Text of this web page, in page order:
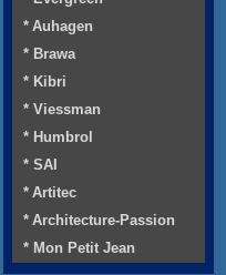
* Auhagen
* Brawa
* Kibri
* Viessman
* Humbrol
* SAI
* Artitec
* Architecture-Passion
* Mon Petit Jean